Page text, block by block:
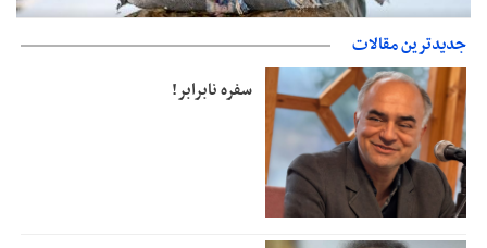
حمایت از مرزنشینان نباید به زیان تولید باشد/مواد اولیه با کولبری
وارد شود
جدیدترین مقالات
سفره نابرابر!